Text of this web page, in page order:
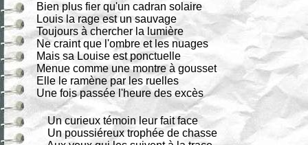
Bien plus fier qu'un cadran solaire
Louis la rage est un sauvage
Toujours à chercher la lumière
Ne craint que l'ombre et les nuages
Mais sa Louise est ponctuelle
Menue comme une montre à gousset
Elle le ramène par les ruelles
Une fois passée l'heure des excès
Un curieux témoin leur fait face
Un poussiéreux trophée de chasse